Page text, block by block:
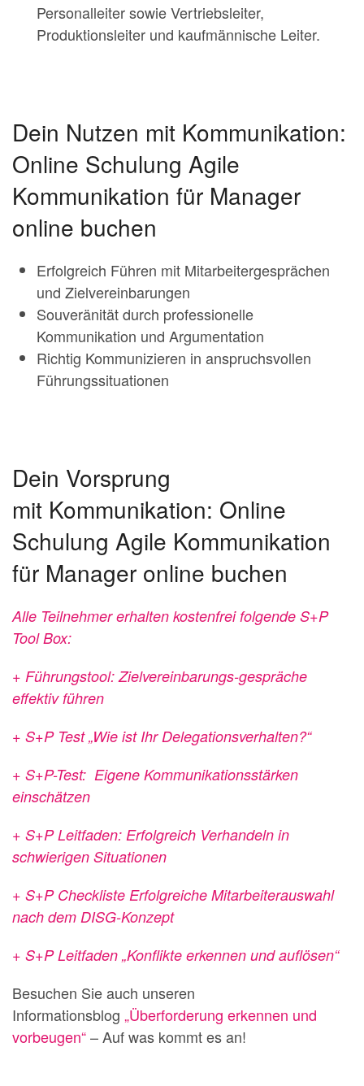
Personalleiter sowie Vertriebsleiter,
Produktionsleiter und kaufmännische Leiter.
Dein Nutzen mit Kommunikation:
Online Schulung Agile
Kommunikation für Manager
online buchen
Erfolgreich Führen mit Mitarbeitergesprächen
und Zielvereinbarungen
Souveränität durch professionelle
Kommunikation und Argumentation
Richtig Kommunizieren in anspruchsvollen
Führungssituationen
Dein Vorsprung
mit Kommunikation: Online
Schulung Agile Kommunikation
für Manager online buchen
Alle Teilnehmer erhalten kostenfrei folgende S+P
Tool Box:
+ Führungstool: Zielvereinbarungs-gespräche
effektiv führen
+ S+P Test „Wie ist Ihr Delegationsverhalten?“
+ S+P-Test: Eigene Kommunikationsstärken
einschätzen
+ S+P Leitfaden: Erfolgreich Verhandeln in
schwierigen Situationen
+ S+P Checkliste Erfolgreiche Mitarbeiterauswahl
nach dem DISG-Konzept
+ S+P Leitfaden „Konflikte erkennen und auflösen“
Besuchen Sie auch unseren
Informationsblog „Überforderung erkennen und
vorbeugen“– Auf was kommt es an!